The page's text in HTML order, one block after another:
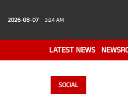
2026-08-07 3:24 AM
LATEST NEWS
SOCIAL